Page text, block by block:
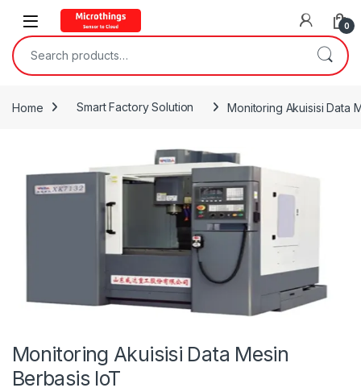
Open 0
Search for:
Home Smart Factory Solution Monitoring Akuisisi Data
Monitoring Akuisisi Data Mesin
Berbasis IoT